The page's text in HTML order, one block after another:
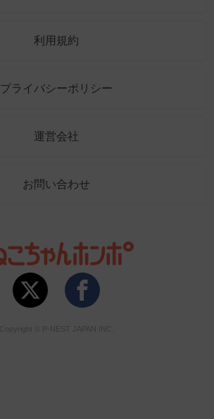
利用規約
プライバシーポリシー
運営会社
お問い合わせ